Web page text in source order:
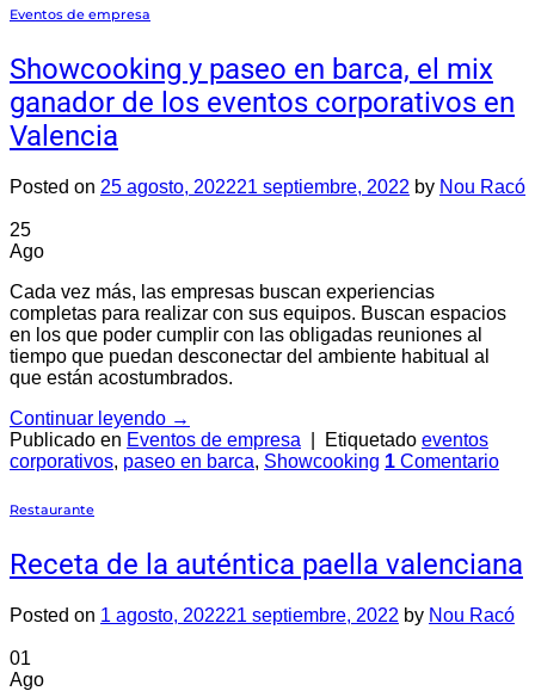
Eventos de empresa
Showcooking y paseo en barca, el mix
ganador de los eventos corporativos en
Valencia
Posted on 25 agosto, 202221 septiembre, 2022 by Nou Racó
25
Ago
Cada vez más, las empresas buscan experiencias
completas para realizar con sus equipos. Buscan espacios
en los que poder cumplir con las obligadas reuniones al
tiempo que puedan desconectar del ambiente habitual al
que están acostumbrados.
Continuar leyendo →
Publicado en Eventos de empresa Etiquetado eventos
corporativos, paseo en barca, Showcooking 1 Comentario
Restaurante
Receta de la auténtica paella valenciana
Posted on 1 agosto, 202221 septiembre, 2022 by Nou Racó
01
Ago